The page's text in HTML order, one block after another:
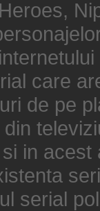
care
de pe
in
serial